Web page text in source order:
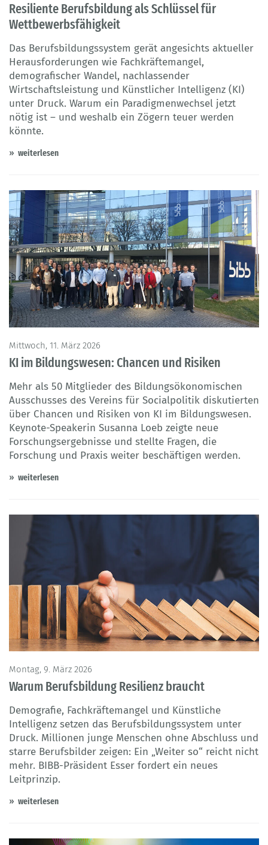
Resiliente Berufsbildung als Schlüssel für
Wettbewerbsfähigkeit
Das Berufsbildungssystem gerät angesichts aktueller
Herausforderungen wie Fachkräftemangel,
demografischer Wandel, nachlassender
Wirtschaftsleistung und Künstlicher Intelligenz (KI)
unter Druck. Warum ein Paradigmenwechsel jetzt
nötig ist – und weshalb ein Zögern teuer werden
könnte.
weiterlesen
Mittwoch, 11. März 2026
KI im Bildungswesen: Chancen und Risiken
Mehr als 50 Mitglieder des Bildungsökonomischen
Ausschusses des Vereins für Socialpolitik diskutierten
über Chancen und Risiken von KI im Bildungswesen.
Keynote-Speakerin Susanna Loeb zeigte neue
Forschungsergebnisse und stellte Fragen, die
Forschung und Praxis weiter beschäftigen werden.
weiterlesen
Montag, 9. März 2026
Warum Berufsbildung Resilienz braucht
Demografie, Fachkräftemangel und Künstliche
Intelligenz setzen das Berufsbildungssystem unter
Druck. Millionen junge Menschen ohne Abschluss und
starre Berufsbilder zeigen: Ein „Weiter so“ reicht nicht
mehr. BIBB-Präsident Esser fordert ein neues
Leitprinzip.
weiterlesen